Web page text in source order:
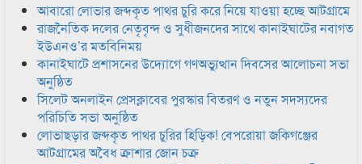
আবারো লোভার জব্দকৃত পাথর চুরি করে নিয়ে যাওয়া হচ্ছে আটগ্রামে
রাজনৈতিক দলের নেতৃবৃন্দ ও সুধীজনদের সাথে কানাইঘাটের নবাগত
ইউএনও’র মতবিনিময়
কানাইঘাটে প্রশাসনের উদ্যোগে গণঅভ্যুত্থান দিবসের আলোচনা সভা
অনুষ্ঠিত
সিলেট অনলাইন প্রেসক্লাবের পুরস্কার বিতরণ ও নতুন সদস্যদের
পরিচিতি সভা অনুষ্ঠিত
লোভাছড়ার জব্দকৃত পাথর চুরির হিড়িক! বেপরোয়া জকিগঞ্জের
আটগ্রামের অবৈধ ক্রাশার জোন চক্র